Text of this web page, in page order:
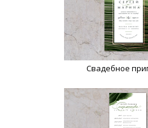
Свадебное